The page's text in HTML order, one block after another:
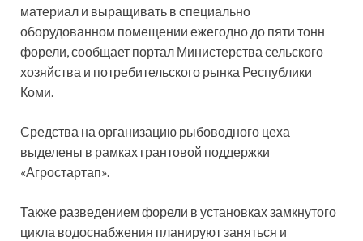
материал и выращивать в специально
оборудованном помещении ежегодно до пяти тонн
форели, сообщает портал Министерства сельского
хозяйства и потребительского рынка Республики
Коми.
Средства на организацию рыбоводного цеха
выделены в рамках грантовой поддержки
«Агростартап».
Также разведением форели в установках замкнутого
цикла водоснабжения планируют заняться и